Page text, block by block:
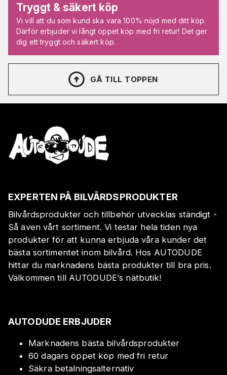
Tryggt & säkert köp
Vi vill att du som kund ska vara 100% nöjd med ditt köp.
Därför erbjuder vi långt öppet köp med fri retur! Det ger
dig ett tryggt och säkert köp.
GÅ TILL TOPPEN
EXPERTEN PÅ BILVÅRDSPRODUKTER
Bilvårdsprodukter och tillbehör utvecklas ständigt -
Så även vårt sortiment. Vi testar hela tiden nya
produkter för att kunna erbjuda våra kunder det
bästa sortimentet inom bilvård. Hos AUTODUDE
hittar du marknadens bästa produkter till bra pris.
Välkommen till AUTODUDE‘s nätbutik!
AUTODUDE ERBJUDER
Marknadens bästa bilvårdsprodukter
60 dagars öppet köp med fri retur
Säkra betalningsalternativ